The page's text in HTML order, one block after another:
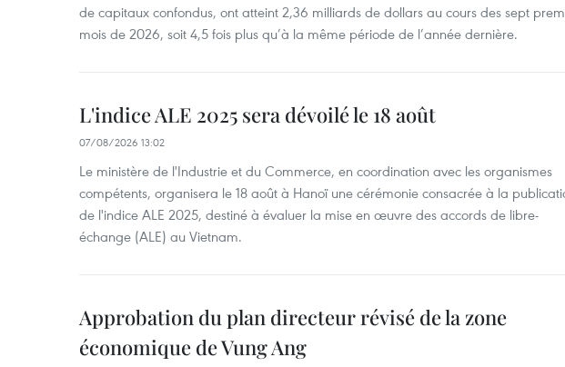
de capitaux confondus, ont atteint 2,36 milliards de dollars au cours des sept
mois de 2026, soit 4,5 fois plus qu’à la même période de l’année dernière.
L'indice ALE 2025 sera dévoilé le 18 août
07/08/2026 13:02
Le ministère de l'Industrie et du Commerce, en coordination avec les organismes
compétents, organisera le 18 août à Hanoï une cérémonie consacrée à la
de l'indice ALE 2025, destiné à évaluer la mise en œuvre des accords de libre-
échange (ALE) au Vietnam.
Approbation du plan directeur révisé de la zone
économique de Vung Ang